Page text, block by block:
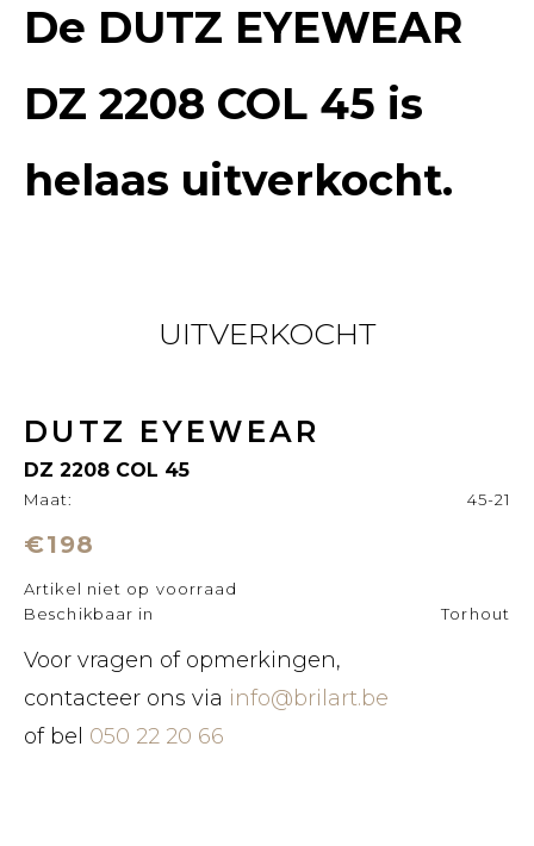
De DUTZ EYEWEAR
DZ 2208 COL 45 is
helaas uitverkocht.
UITVERKOCHT
DUTZ EYEWEAR
DZ 2208 COL 45
Maat: 45-21
€198
Artikel niet op voorraad
Beschikbaar in
Torhout
Voor vragen of opmerkingen,
contacteer ons via info@brilart.be
of bel 050 22 20 66